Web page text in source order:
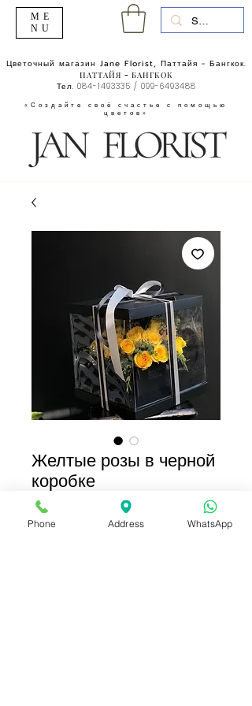
«Создайте своё счастье с помощью
цветов»
Цветочный магазин Jane Florist, Паттайя - Бангкок.
ПАТТАЙЯ - БАНГКОК
Тел. 084-1493335 / 099-6493488
ME
NU
Желтые розы в черной
коробке
2 500,00 ฿ Цена
Phone Address WhatsApp